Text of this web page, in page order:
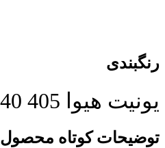
رنگبندی
یونیت هیوا 405 HS40
توضیحات کوتاه محصول